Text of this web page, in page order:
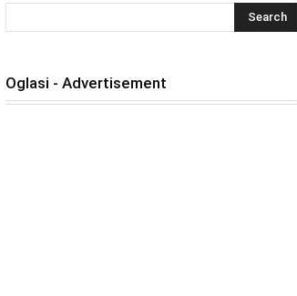
Oglasi - Advertisement